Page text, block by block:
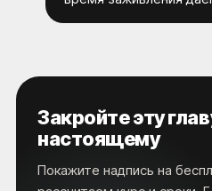
Закройте эту
настоящему
Покажите надпись на